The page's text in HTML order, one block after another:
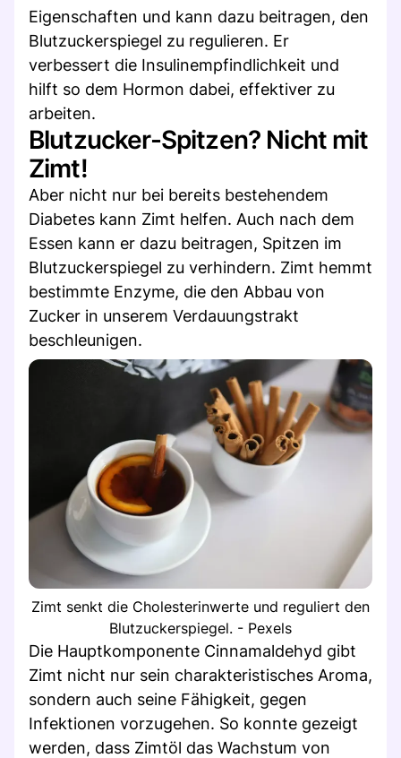
Eigenschaften und kann dazu beitragen, den
Blutzuckerspiegel zu regulieren. Er
verbessert die Insulinempfindlichkeit und
hilft so dem Hormon dabei, effektiver zu
arbeiten.
Blutzucker-Spitzen? Nicht mit
Zimt!
Aber nicht nur bei bereits bestehendem
Diabetes kann Zimt helfen. Auch nach dem
Essen kann er dazu beitragen, Spitzen im
Blutzuckerspiegel zu verhindern. Zimt hemmt
bestimmte Enzyme, die den Abbau von
Zucker in unserem Verdauungstrakt
beschleunigen.
Zimt senkt die Cholesterinwerte und reguliert den
Blutzuckerspiegel. - Pexels
Die Hauptkomponente Cinnamaldehyd gibt
Zimt nicht nur sein charakteristisches Aroma,
sondern auch seine Fähigkeit, gegen
Infektionen vorzugehen. So konnte gezeigt
werden, dass Zimtöl das Wachstum von